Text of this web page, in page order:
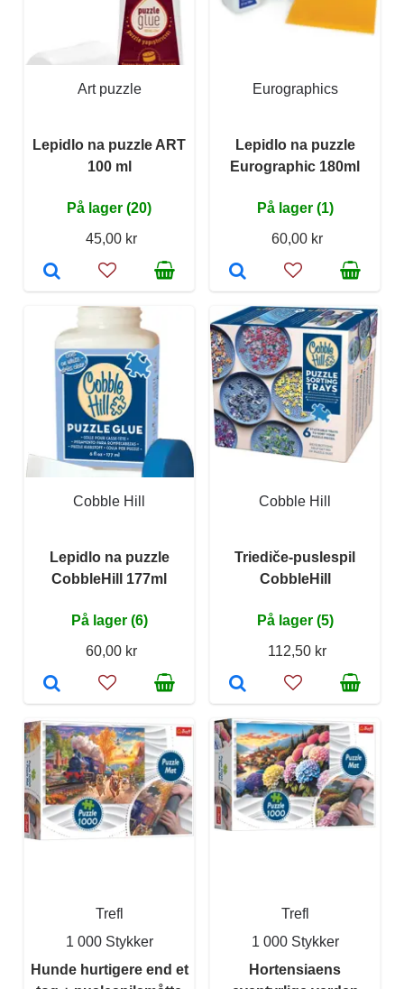
Art puzzle
Lepidlo na puzzle ART
100 ml
På lager (20)
45,00 kr
Eurographics
Lepidlo na puzzle
Eurographic 180ml
På lager (1)
60,00 kr
Cobble Hill
Lepidlo na puzzle
CobbleHill 177ml
På lager (6)
60,00 kr
Cobble Hill
Triediče-puslespil
CobbleHill
På lager (5)
112,50 kr
Trefl
1 000 Stykker
Hunde hurtigere end et
Trefl
1 000 Stykker
Hortensiaens